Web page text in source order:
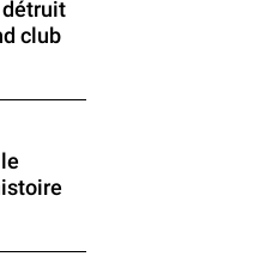
détruit
club